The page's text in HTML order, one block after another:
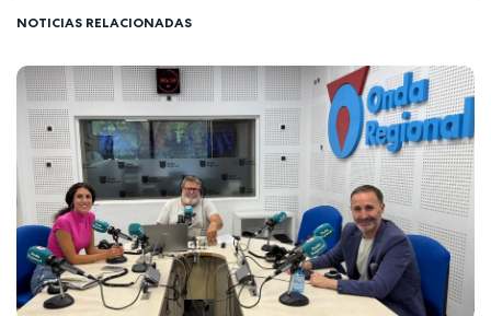
NOTICIAS RELACIONADAS